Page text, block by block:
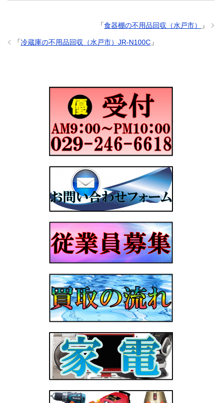
「食器棚の不用品回収（水戸市） 」
「冷蔵庫の不用品回収（水戸市）JR-N100C 」